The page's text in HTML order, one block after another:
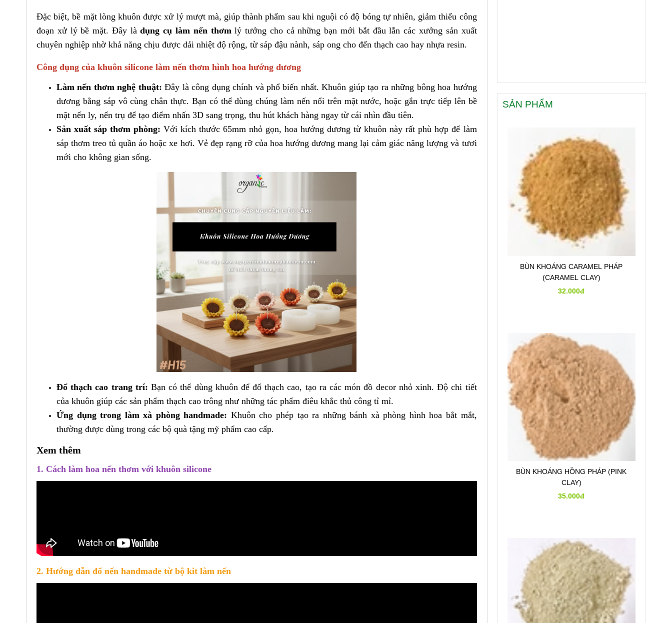
Đặc biệt, bề mặt lòng khuôn được xử lý mượt mà, giúp thành phẩm sau khi nguội có độ bóng tự nhiên, giảm thiểu công
đoạn xử lý bề mặt. Đây làdụng cụ làm nến thơmlý tưởng cho cả những bạn mới bắt đầu lẫn các xưởng sản xuất
chuyên nghiệp nhờ khả năng chịu được dải nhiệt độ rộng, từ sáp đậu nành, sáp ong cho đến thạch cao hay nhựa resin.
Công dụng của khuôn silicone làm nến thơm hình hoa hướng dương
Làm nến thơm nghệ thuật: Đây là công dụng chính và phổ biến nhất. Khuôn giúp tạo ra những bông hoa hướng
dương bằng sáp vô cùng chân thực. Bạn có thể dùng chúng làm nến nổi trên mặt nước, hoặc gắn trực tiếp lên bề
mặt nến ly, nến trụ để tạo điểm nhấn 3D sang trọng, thu hút khách hàng ngay từ cái nhìn đầu tiên.
Sản xuất sáp thơm phòng: Với kích thước 65mm nhỏ gọn, hoa hướng dương từ khuôn này rất phù hợp để làm
sáp thơm treo tủ quần áo hoặc xe hơi. Vẻ đẹp rạng rỡ của hoa hướng dương mang lại cảm giác năng lượng và tươi
mới cho không gian sống.
Đổ thạch cao trang trí: Bạn có thể dùng khuôn để đổ thạch cao, tạo ra các món đồ decor nhỏ xinh. Độ chi tiết
của khuôn giúp các sản phẩm thạch cao trông như những tác phẩm điêu khắc thủ công tỉ mỉ.
Ứng dụng trong làm xà phòng handmade: Khuôn cho phép tạo ra những bánh xà phòng hình hoa bắt mắt,
thường được dùng trong các bộ quà tặng mỹ phẩm cao cấp.
Xem thêm
1. Cách làm hoa nến thơm với khuôn silicone
2. Hướng dẫn đổ nến handmade từ bộ kit làm nến
SẢN PHẨM
BÙN KHOÁNG CARAMEL PHÁP
(CARAMEL CLAY)
32.000đ
BÙN KHOÁNG HỒNG PHÁP (PINK
CLAY)
35.000đ